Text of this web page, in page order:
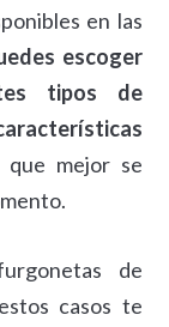
en las
escoger
tipos de
mejor se
de
casos te